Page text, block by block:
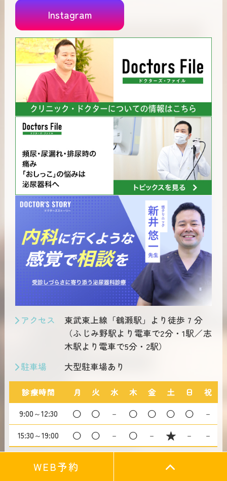
Instagram
アクセス
東武東上線「鶴瀬駅」より徒歩 7 分
（ふじみ野駅より電車で2分・1駅／志
木駅より電車で5分・2駅）
駐車場
大型駐車場あり
…14:00~17:00
【休診日】水曜・金曜午後・日曜午後・祝日
※受付時間は診療終了時間の30分前までとなります。
診療時間 月 火 水 木 金 土 日
祝
9:00～12:30
－
－
15:30～19:00
－ － － －
WEB予約